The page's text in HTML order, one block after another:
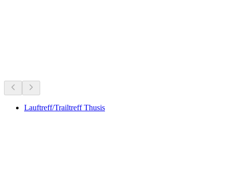
Lauftreff/Trailtreff Thusis